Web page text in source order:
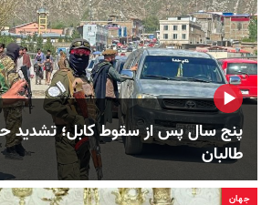
پنج سال پس از سقوط کابل؛ تشدید
طالبان
جهان